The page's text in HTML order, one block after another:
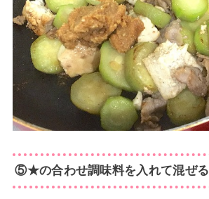
⑤★の合わせ調味料を入れて混ぜる